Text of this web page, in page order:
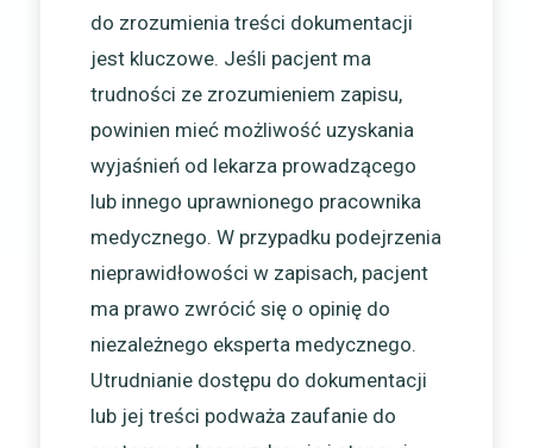
do zrozumienia treści dokumentacji
jest kluczowe. Jeśli pacjent ma
trudności ze zrozumieniem zapisu,
powinien mieć możliwość uzyskania
wyjaśnień od lekarza prowadzącego
lub innego uprawnionego pracownika
medycznego. W przypadku podejrzenia
nieprawidłowości w zapisach, pacjent
ma prawo zwrócić się o opinię do
niezależnego eksperta medycznego.
Utrudnianie dostępu do dokumentacji
lub jej treści podważa zaufanie do